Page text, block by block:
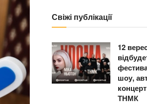
Свіжі публікації
12
шоу,
ТНМК